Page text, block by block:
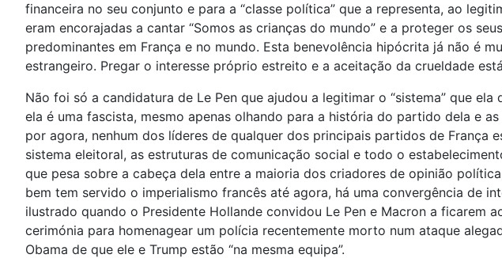
financeira no seu conjunto e para a “classe política” que a representa, ao
eram encorajadas a cantar “Somos as crianças do mundo” e a proteger os
predominantes em França e no mundo. Esta benevolência hipócrita já não é
estrangeiro. Pregar o interesse próprio estreito e a aceitação da crueldade
Não foi só a candidatura de Le Pen que ajudou a legitimar o “sistema” que
ela é uma fascista, mesmo apenas olhando para a história do partido dela e
por agora, nenhum dos líderes de qualquer dos principais partidos de França
sistema eleitoral, as estruturas de comunicação social e todo o
que pesa sobre a cabeça dela entre a maioria dos criadores de opinião
bem tem servido o imperialismo francês até agora, há uma convergência de
ilustrado quando o Presidente Hollande convidou Le Pen e Macron a ficarem
cerimónia para homenagear um polícia recentemente morto num ataque
Obama de que ele e Trump estão “na mesma equipa”.